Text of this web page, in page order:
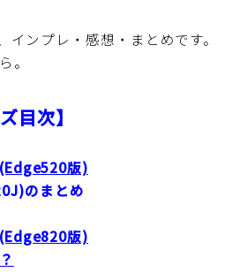
マイズ
インプレ・感想・まとめです。
。
目次】
版)
のまとめ
版)